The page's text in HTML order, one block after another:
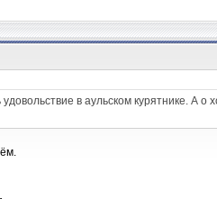
в аульском курятнике. А о